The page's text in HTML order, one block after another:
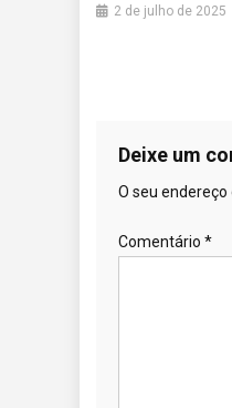
2 de julho de 2025
Deixe um
O seu endereço
Comentário *